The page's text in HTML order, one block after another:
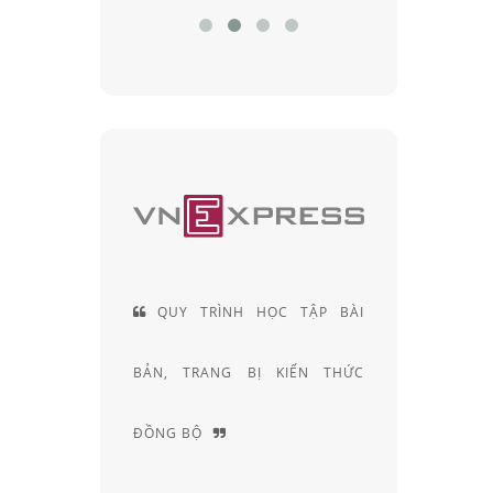
TRÌNH HỌC TẬP BÀI
BỊ KIẾN THỨC
ĐỘI NGŨ KỸ THUẬT VIÊN
KHÚC XẠ HƠN 20 NĂM KINH